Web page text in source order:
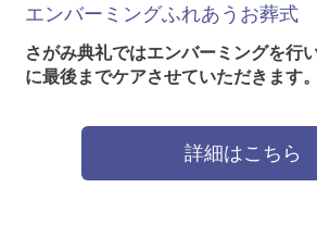
エンバーミングふれあうお葬式
さがみ典礼ではエンバーミングを行
に最後までケアさせていただきます。
詳細はこちら